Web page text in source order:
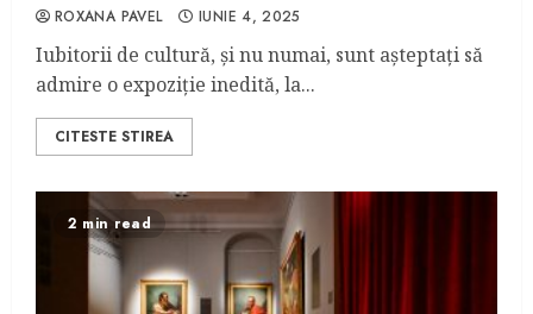
ROXANA PAVEL IUNIE 4, 2025
Iubitorii de cultură, și nu numai, sunt așteptați să
admire o expoziție inedită, la...
CITESTE STIREA
2 min read